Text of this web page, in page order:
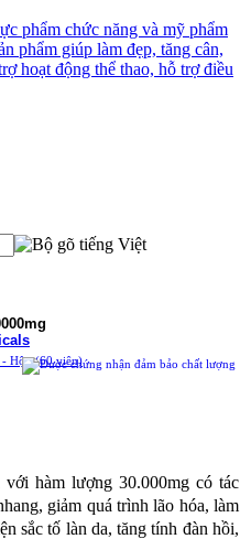
với hàm lượng 30.000mg có tác
giảm quá trình lão hóa, làm
sắc tố làn da, tăng tính đàn hồi,